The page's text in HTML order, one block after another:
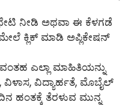
ನೀಡಿ ಅಥವಾ ಈ ಕೆಳಗಡೆ
ಕ್ಲಿಕ್ ಮಾಡಿ ಅಪ್ಲಿಕೇಷನ್
ಎಲ್ಲಾ ಮಾಹಿತಿಯನ್ನು
ವಿದ್ಯಾರ್ಹತೆ, ಮೊಬೈಲ್
ಹಂತಕ್ಕೆ ತೆರಳುವ ಮುನ್ನ